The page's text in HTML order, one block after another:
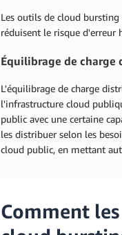
Les outils de cloud
réduisent le risque
Équilibrage de charge
L'équilibrage de charge
l'infrastructure cloud
public avec une certaine
les distribuer selon les
cloud public, en mettant
Comment